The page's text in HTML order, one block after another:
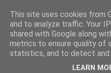
This site uses cookies from
and to analyze traffic. Your
shared with Google along
metrics to ensure quality of
statistics, and to detect and
LEARN